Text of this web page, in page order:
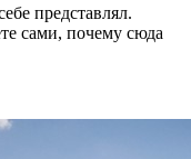
представлял.
сами, почему сюда